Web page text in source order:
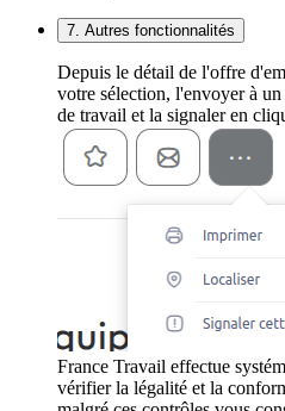
7. Autres fonctionnalités
Depuis le détail de l'offre
votre sélection, l'envoyer à
de travail et la signaler en
France Travail effectue
vérifier la légalité et la